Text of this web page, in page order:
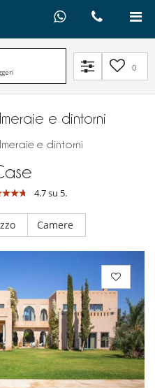
0
e dintorni
e dintorni
4.7 su 5.
Camere